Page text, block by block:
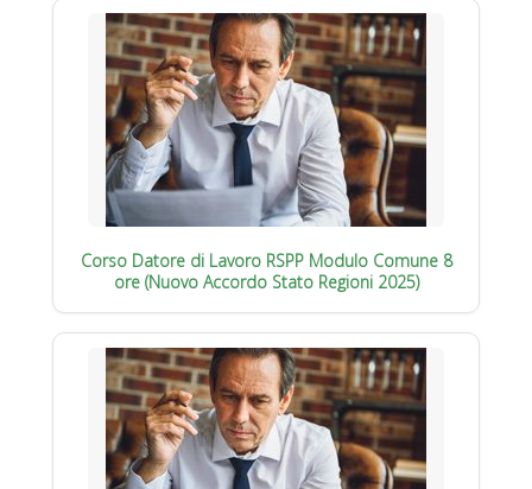
Corso Datore di Lavoro RSPP Modulo Comune 8
ore (Nuovo Accordo Stato Regioni 2025)